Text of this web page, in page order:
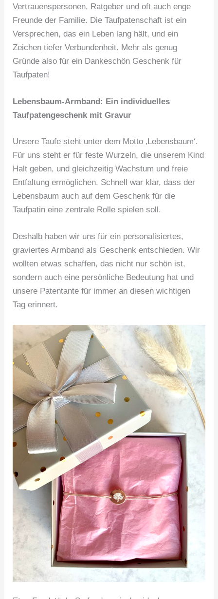
Vertrauenspersonen, Ratgeber und oft auch enge
Freunde der Familie. Die Taufpatenschaft ist ein
Versprechen, das ein Leben lang hält, und ein
Zeichen tiefer Verbundenheit. Mehr als genug
Gründe also für ein Dankeschön Geschenk für
Taufpaten!
Lebensbaum-Armband: Ein individuelles
Taufpatengeschenk mit Gravur
Unsere Taufe steht unter dem Motto ‚Lebensbaum‘.
Für uns steht er für feste Wurzeln, die unserem Kind
Halt geben, und gleichzeitig Wachstum und freie
Entfaltung ermöglichen. Schnell war klar, dass der
Lebensbaum auch auf dem Geschenk für die
Taufpatin eine zentrale Rolle spielen soll.
Deshalb haben wir uns für ein personalisiertes,
graviertes Armband als Geschenk entschieden. Wir
wollten etwas schaffen, das nicht nur schön ist,
sondern auch eine persönliche Bedeutung hat und
unsere Patentante für immer an diesen wichtigen
Tag erinnert.